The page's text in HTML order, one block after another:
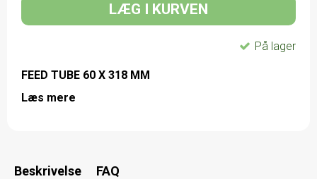
LÆG I KURVEN
På lager
FEED TUBE 60 X 318 MM
Læs mere
Beskrivelse FAQ